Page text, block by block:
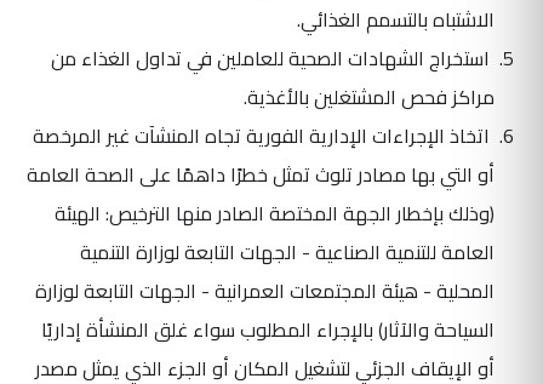
الاشتباه بالتسمم الغذائي.
استخراج الشهادات الصحية للعاملين في تداول الغذاء من
مراكز فحص المشتغلين بالأغذية.
اتخاذ الإجراءات الإدارية الفورية تجاه المنشآت غير المرخصة
أو التي بها مصادر تلوث تمثل خطرًا داهمًا على الصحة العامة
(وذلك بإخطار الجهة المختصة الصادر منها الترخيص: الهيئة
العامة للتنمية الصناعية - الجهات التابعة لوزارة التنمية
المحلية - هيئة المجتمعات العمرانية - الجهات التابعة لوزارة
السياحة والآثار) بالإجراء المطلوب سواء غلق المنشأة إداريًا
أو الإيقاف الجزئي لتشغيل المكان أو الجزء الذي يمثل مصدر